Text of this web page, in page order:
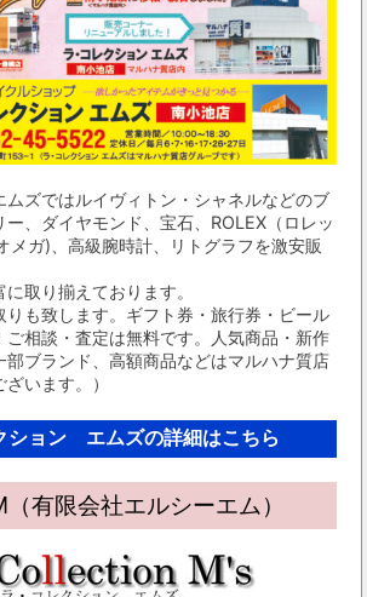
ムズではルイヴィトン・シャネルなどのブ
ー、ダイヤモンド、宝石、ROLEX（ロレッ
メガ)、高級腕時計、リトグラフを激安販
取り揃えております。
りも致します。ギフト券・旅行券・ビール
ご相談・査定は無料です。人気商品・新作
部ブランド、高額商品などはマルハナ質店
います。）
ション エムズの詳細はこちら
有限会社エルシーエム）